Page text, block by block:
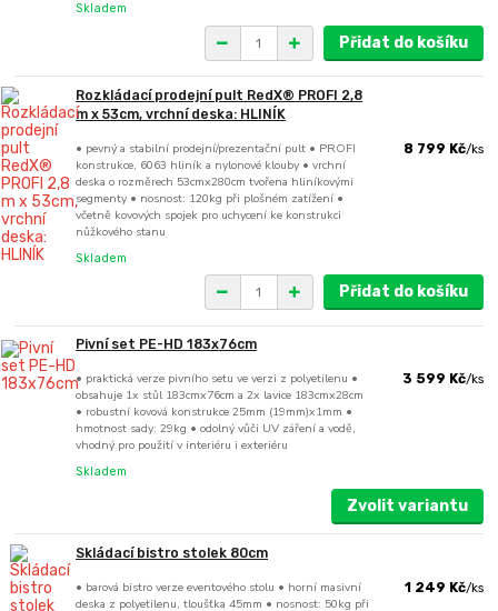
Skladem
Přidat do košíku
Rozkládací prodejní pult RedX® PROFI 2,8
m x 53cm, vrchní deska: HLINÍK
• pevný a stabilní prodejní/prezentační pult • PROFI
konstrukce, 6063 hliník a nylonové klouby • vrchní
deska o rozměrech 53cmx280cm tvořena hliníkovými
segmenty • nosnost: 120kg při plošném zatížení •
včetně kovových spojek pro uchycení ke konstrukci
nůžkového stanu
8 799 Kč/ks
Skladem
Přidat do košíku
Pivní set PE-HD 183x76cm
• praktická verze pivního setu ve verzi z polyetilenu •
obsahuje 1x stůl 183cmx76cm a 2x lavice 183cmx28cm
• robustní kovová konstrukce 25mm (19mm)x1mm •
hmotnost sady: 29kg • odolný vůči UV záření a vodě,
vhodný pro použití v interiéru i exteriéru
3 599 Kč/ks
Skladem
Zvolit variantu
Skládací bistro stolek 80cm
• barová bistro verze eventového stolu • horní masivní
deska z polyetilenu, tloušťka 45mm • nosnost: 50kg při
1 249 Kč/ks